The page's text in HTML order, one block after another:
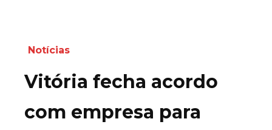
Notícias
Vitória fecha acordo
com empresa para